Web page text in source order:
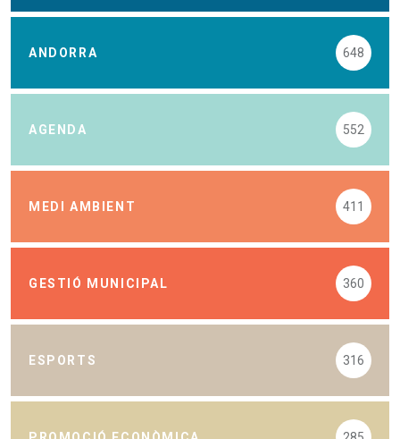
ANDORRA 648
AGENDA 552
MEDI AMBIENT 411
GESTIÓ MUNICIPAL 360
ESPORTS 316